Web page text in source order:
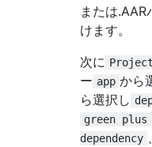
または
けます。
次に
ー app から
ら選択し
green
dependency